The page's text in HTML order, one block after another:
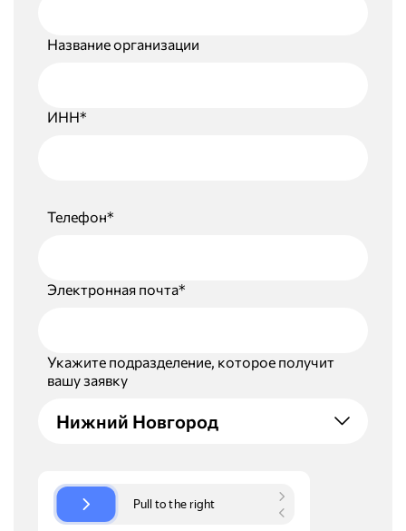
Название организации
ИНН*
Телефон*
Электронная почта*
Укажите подразделение, которое получит
вашу заявку
Нижний Новгород